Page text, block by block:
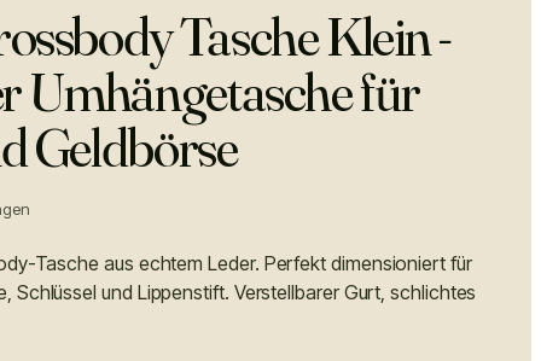
Tasche Klein -
Umhängetasche für
Geldbörse
Tasche aus echtem Leder. Perfekt dimensioniert für
Schlüssel und Lippenstift. Verstellbarer Gurt, schlichtes